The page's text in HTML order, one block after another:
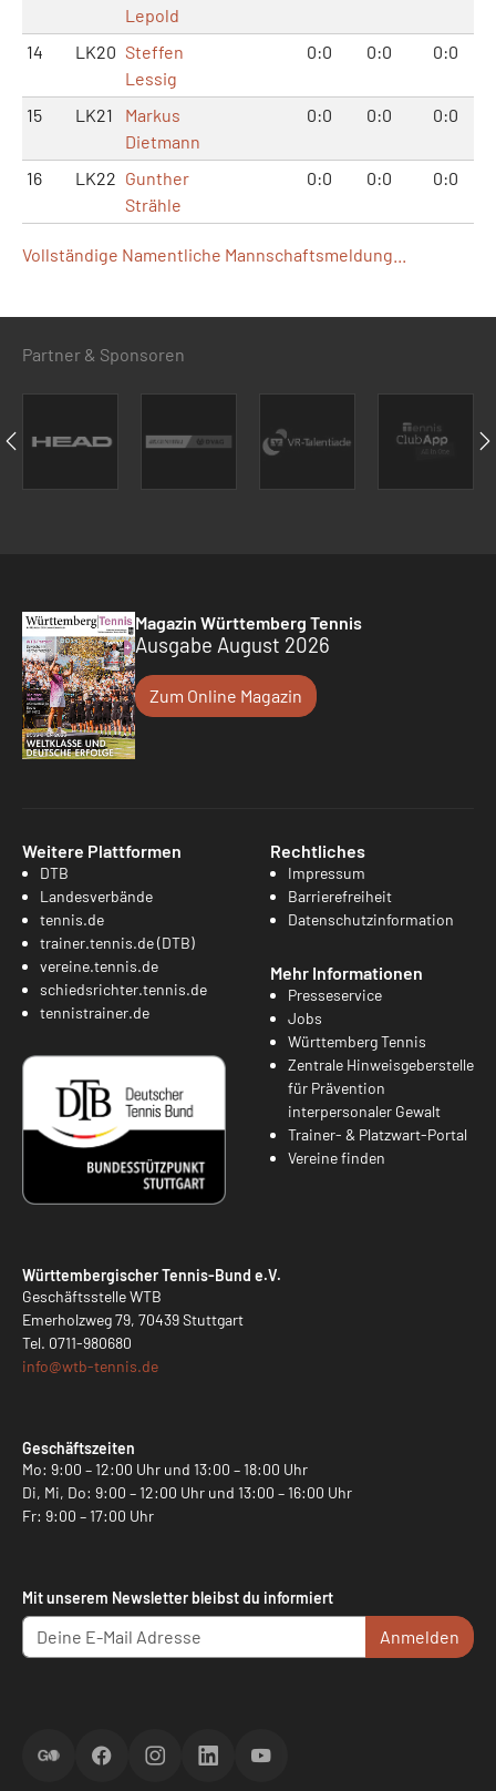
Lepold
14 LK20 Steffen
Lessig
0:0 0:0 0:0
15 LK21
Markus
Dietmann
0:0 0:0 0:0
16 LK22 Gunther
Strähle
0:0 0:0 0:0
Vollständige Namentliche Mannschaftsmeldung...
Partner & Sponsoren
Magazin Württemberg Tennis
Ausgabe August 2026
Zum Online Magazin
Weitere Plattformen
DTB
Landesverbände
tennis.de
trainer.tennis.de (DTB)
vereine.tennis.de
schiedsrichter.tennis.de
tennistrainer.de
Rechtliches
Impressum
Barrierefreiheit
Datenschutzinformation
Mehr Informationen
Presseservice
Jobs
Württemberg Tennis
Zentrale Hinweisgeberstelle
für Prävention
interpersonaler Gewalt
Trainer- & Platzwart-Portal
Vereine finden
Württembergischer Tennis-Bund e.V.
Geschäftsstelle WTB
Emerholzweg 79, 70439 Stuttgart
Tel. 0711-980680
info@wtb-tennis.de
Geschäftszeiten
Mo: 9:00 – 12:00 Uhr und 13:00 – 18:00 Uhr
Di, Mi, Do: 9:00 – 12:00 Uhr und 13:00 – 16:00 Uhr
Fr: 9:00 – 17:00 Uhr
Mit unserem Newsletter bleibst du informiert
Anmelden
ScoreGOFacebookInstagramLinkedInYouTube